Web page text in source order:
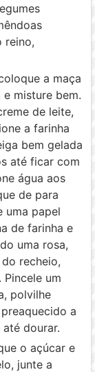
reino,
a maça
misture bem.
de leite,
a farinha
bem gelada
até ficar com
água aos
de para
uma papel
de farinha e
uma rosa,
recheio,
um
polvilhe
a
dourar.
o açúcar e
junte a